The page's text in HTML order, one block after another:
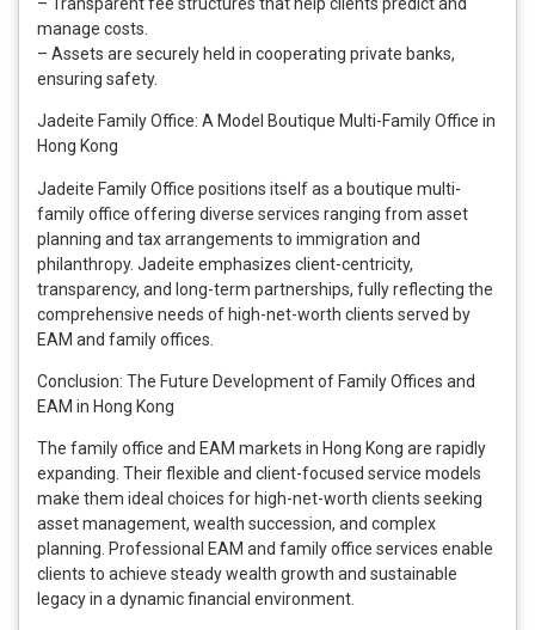
manage costs.
– Assets are securely held in cooperating private banks,
ensuring safety.
Jadeite Family Office: A Model Boutique Multi-Family Office in
Hong Kong
Jadeite Family Office positions itself as a boutique multi-
family office offering diverse services ranging from asset
planning and tax arrangements to immigration and
philanthropy. Jadeite emphasizes client-centricity,
transparency, and long-term partnerships, fully reflecting the
comprehensive needs of high-net-worth clients served by
EAM and family offices.
Conclusion: The Future Development of Family Offices and
EAM in Hong Kong
The family office and EAM markets in Hong Kong are rapidly
expanding. Their flexible and client-focused service models
make them ideal choices for high-net-worth clients seeking
asset management, wealth succession, and complex
planning. Professional EAM and family office services enable
clients to achieve steady wealth growth and sustainable
legacy in a dynamic financial environment.